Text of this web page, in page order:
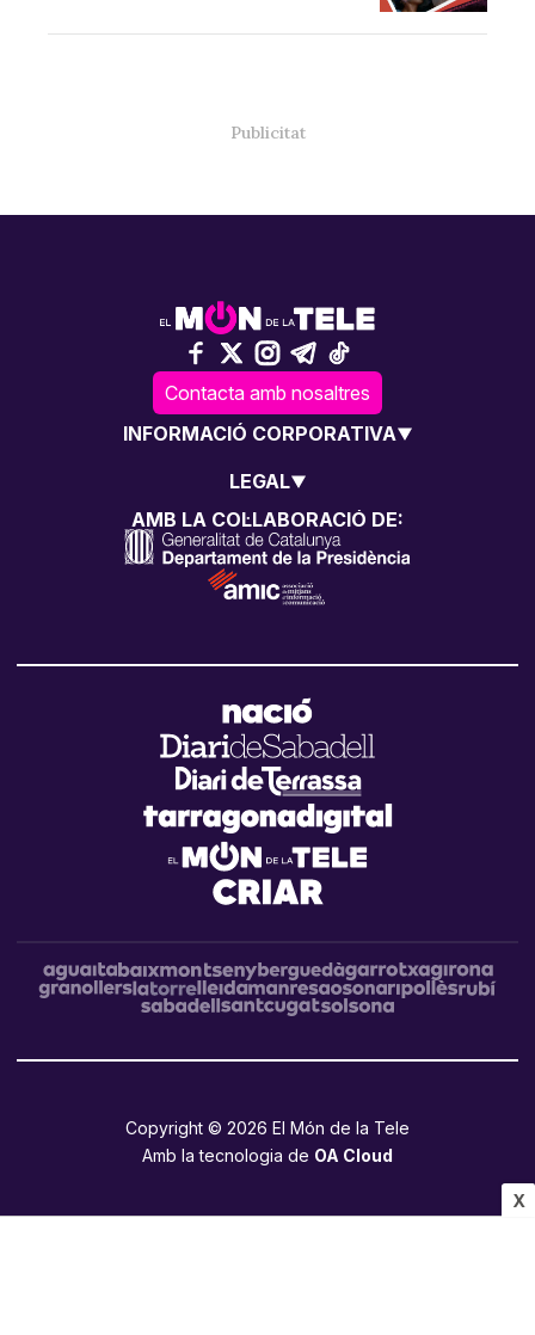
X
Contacta amb nosaltres
INFORMACIÓ CORPORATIVA
LEGAL
AMB LA COL·LABORACIÓ DE:
Copyright © 2026 El Món de la Tele
Amb la tecnologia de OA Cloud